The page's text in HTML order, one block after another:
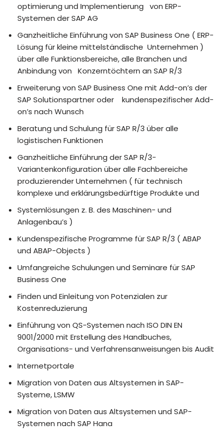
optimierung und Implementierung von ERP-
Systemen der SAP AG
Ganzheitliche Einführung von SAP Business One ( ERP-
Lösung für kleine mittelständische Unternehmen )
über alle Funktionsbereiche, alle Branchen und
Anbindung von Konzerntöchtern an SAP R/3
Erweiterung von SAP Business One mit Add-on’s der
SAP Solutionspartner oder kundenspezifischer Add-
on’s nach Wunsch
Beratung und Schulung für SAP R/3 über alle
logistischen Funktionen
Ganzheitliche Einführung der SAP R/3-
Variantenkonfiguration über alle Fachbereiche
produzierender Unternehmen ( für technisch
komplexe und erklärungsbedürftige Produkte und
Systemlösungen z. B. des Maschinen- und
Anlagenbau’s )
Kundenspezifische Programme für SAP R/3 ( ABAP
und ABAP-Objects )
Umfangreiche Schulungen und Seminare für SAP
Business One
Finden und Einleitung von Potenzialen zur
Kostenreduzierung
Einführung von QS-Systemen nach ISO DIN EN
9001/2000 mit Erstellung des Handbuches,
Organisations- und Verfahrensanweisungen bis Audit
Internetportale
Migration von Daten aus Altsystemen in SAP-
Systeme, LSMW
Migration von Daten aus Altsystemen und SAP-
Systemen nach SAP Hana